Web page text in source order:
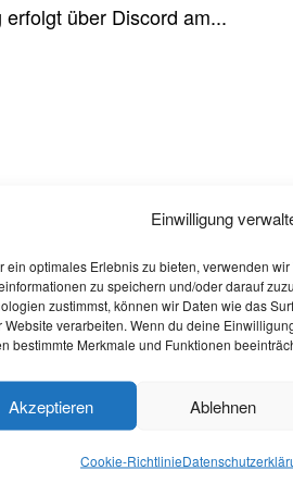
Einwilligung
ein optimales Erlebnis zu bieten, verwenden
zu speichern und/oder darauf
zustimmst, können wir Daten wie das
Website verarbeiten. Wenn du deine
bestimmte Merkmale und Funktionen
Akzeptieren Ablehnen
Cookie-Richtlinie
über Discord am...
wieder ihre legendäre
der Bergleute im Foyer des
werden über den Abend
Instituten auflegen....